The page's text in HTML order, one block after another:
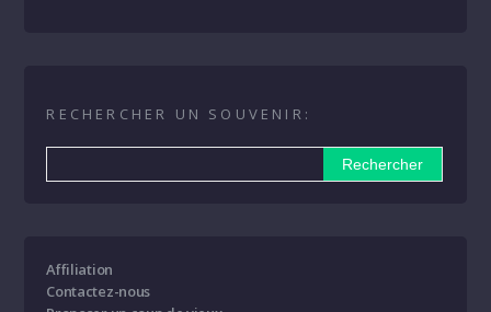
RECHERCHER UN SOUVENIR:
Affiliation
Contactez-nous